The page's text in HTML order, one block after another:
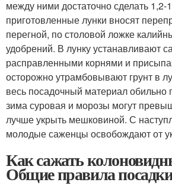
между ними достаточно сделать 1,2-
приготовленные лунки вносят
перегной, по столовой ложке
удобрений. В лунку устанавливают
расправленными корнями и
осторожно утрамбовывают грунт в
весь посадочный материал обильно
зима суровая и морозы могут
лучше укрыть мешковиной. С
молодые саженцы освобождают от
Как сажать
Общие правила